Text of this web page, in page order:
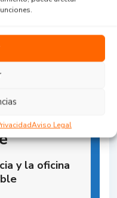
Aviso Legal
y la oficina